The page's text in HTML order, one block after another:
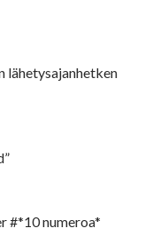
lähetysajanhetken
#*10 numeroa*